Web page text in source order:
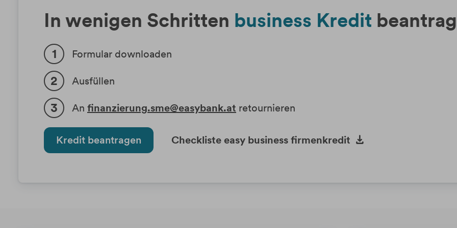
In wenigen Schritten business Kredit
Formular downloaden
Ausfüllen
An finanzierung.sme@easybank.at retournieren
Kredit beantragen Checkliste easy business firmenkredit